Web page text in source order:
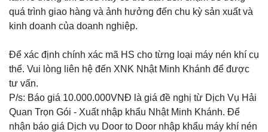
quá trình giao hàng và ảnh hưởng đến chu kỳ sản xuất và
kinh doanh của doanh nghiệp.
Để xác định chính xác mã HS cho từng loại máy nén khí cụ
thể. Vui lòng liên hệ đến XNK Nhật Minh Khánh để được
tư vấn.
P/s: Báo giá 10.000.000VNĐ là giá đề nghị từ Dịch Vụ Hải
Quan Trọn Gói - Xuất nhập khẩu Nhật Minh Khánh. Để
nhận báo giá Dịch vụ Door to Door nhập khẩu máy khí nén